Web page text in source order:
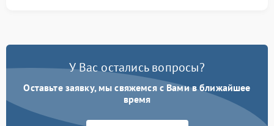
У Вас остались вопросы?
Оставьте заявку, мы свяжемся с Вами в ближайшее
время